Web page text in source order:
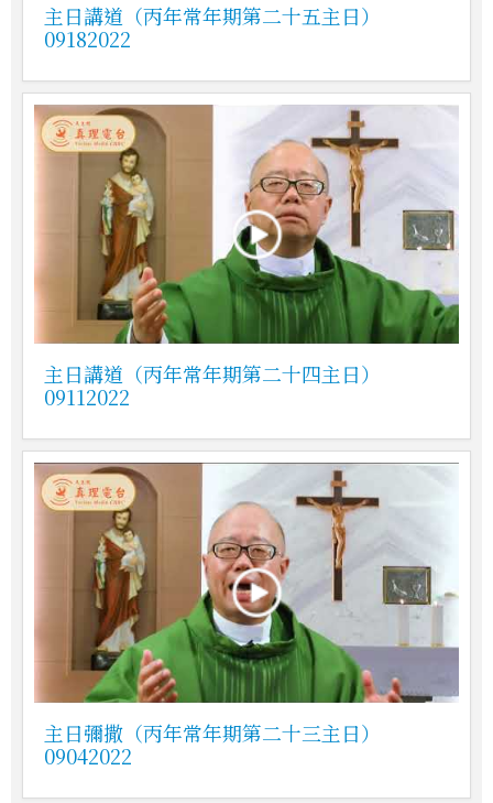
主日講道（丙年常年期第二十五主日）
09182022
主日講道（丙年常年期第二十四主日）
09112022
主日彌撒（丙年常年期第二十三主日）
09042022